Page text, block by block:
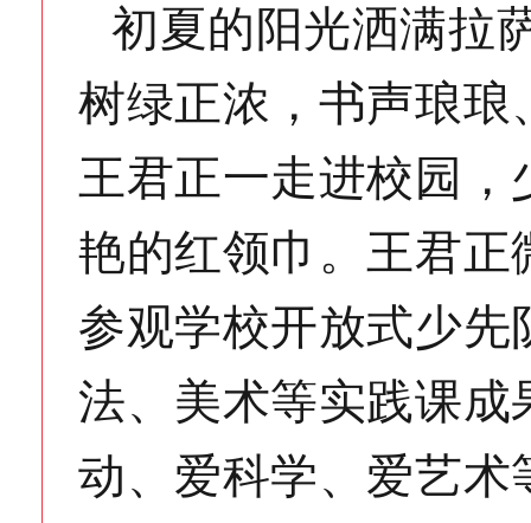
初夏的阳光洒满拉
树绿正浓，书声琅
王君正一走进校园
艳的红领巾。王君
参观学校开放式少
法、美术等实践课
动、爱科学、爱艺